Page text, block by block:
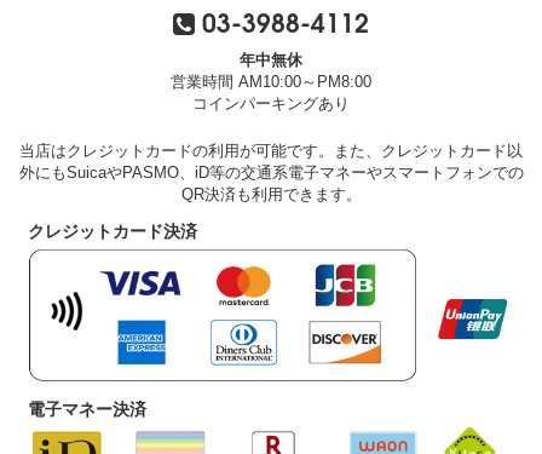
03-3988-4112
年中無休
営業時間 AM10:00～PM8:00
コインパーキングあり
当店はクレジットカードの利用が可能です。また、クレジットカード以
外にもSuicaやPASMO、iD等の交通系電子マネーやスマートフォンでの
QR決済も利用できます。
クレジットカード決済
電子マネー決済